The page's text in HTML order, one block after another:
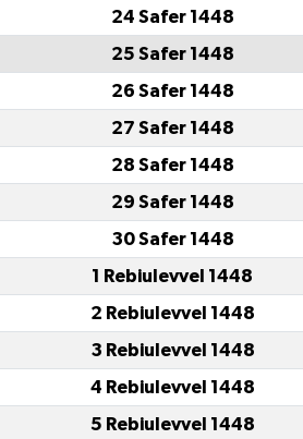
24 Safer 1448
25 Safer 1448
26 Safer 1448
27 Safer 1448
28 Safer 1448
29 Safer 1448
30 Safer 1448
1 Rebiulevvel 1448
2 Rebiulevvel 1448
3 Rebiulevvel 1448
4 Rebiulevvel 1448
5 Rebiulevvel 1448